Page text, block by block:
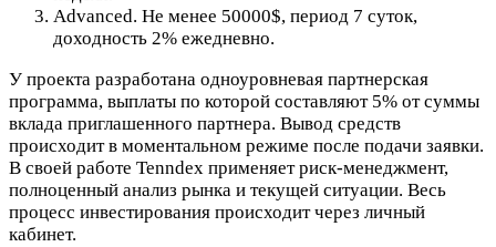
Advanced. Не менее 50000$, период 7 суток,
доходность 2% ежедневно.
У проекта разработана одноуровневая партнерская
программа, выплаты по которой составляют 5% от суммы
вклада приглашенного партнера. Вывод средств
происходит в моментальном режиме после подачи заявки.
В своей работе Tenndex применяет риск-менеджмент,
полноценный анализ рынка и текущей ситуации. Весь
процесс инвестирования происходит через личный
кабинет.